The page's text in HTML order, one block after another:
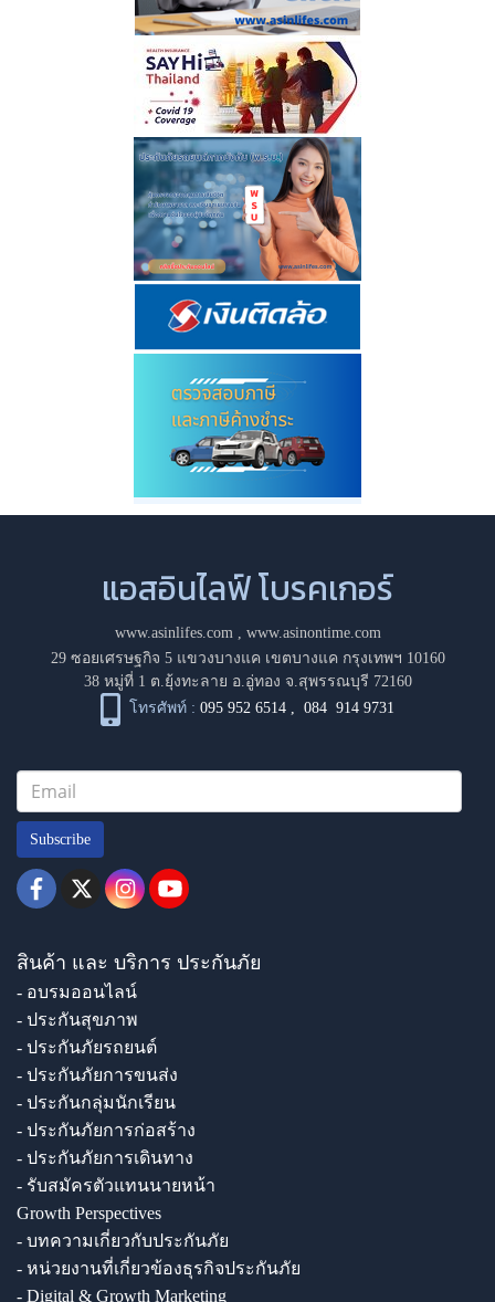
แอสอินไลฟ์ โบรคเกอร์
www.asinlifes.com, www.asinontime.com
29 ซอยเศรษฐกิจ 5 แขวงบางแค เขตบางแค กรุงเทพฯ 10160
38 หมู่ที่ 1 ต.ยุ้งทะลาย อ.อู่ทอง จ.สุพรรณบุรี 72160
โทรศัพท์ : 095 952 6514 ,084 914 9731
Subscribe
สินค้า และ บริการ ประกันภัย
- อบรมออนไลน์
- ประกันสุขภาพ
- ประกันภัยรถยนต์
- ประกันภัยการขนส่ง
- ประกันกลุ่มนักเรียน
- ประกันภัยการก่อสร้าง
- ประกันภัยการเดินทาง
- รับสมัครตัวแทนนายหน้า
Growth Perspectives
- บทความเกี่ยวกับประกันภัย
- หน่วยงานที่เกี่ยวข้องธุรกิจประกันภัย
- Digital & Growth Marketing